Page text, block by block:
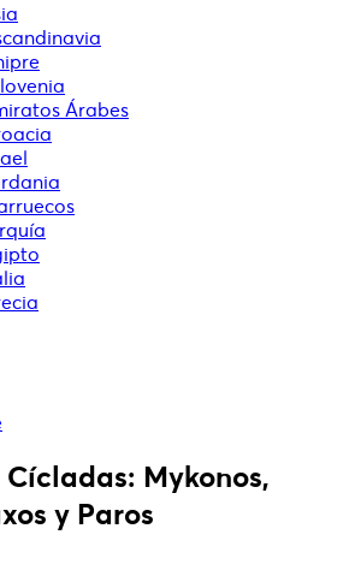
Árabes
Mykonos,
y Paros